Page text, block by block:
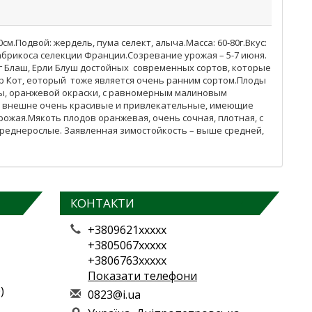
жердель, пума селект, алыча.Масса: 60-80г.Вкус:
селекции Франции.Созревание урожая – 5-7 июня.
Блаш, Ерли Блуш достойных современных сортов, которые
Кот, еоторый тоже является очень ранним сортом.Плоды
оранжевой окраски, с равномерным малиновым
внешне очень красивые и привлекательные, имеющие
плодов оранжевая, очень сочная, плотная, с
Заявленная зимостойкость – выше средней,
КОНТАКТИ
+3809621xxxxx
+3805067xxxxx
+3806763xxxxx
Показати телефони
0823@i.ua